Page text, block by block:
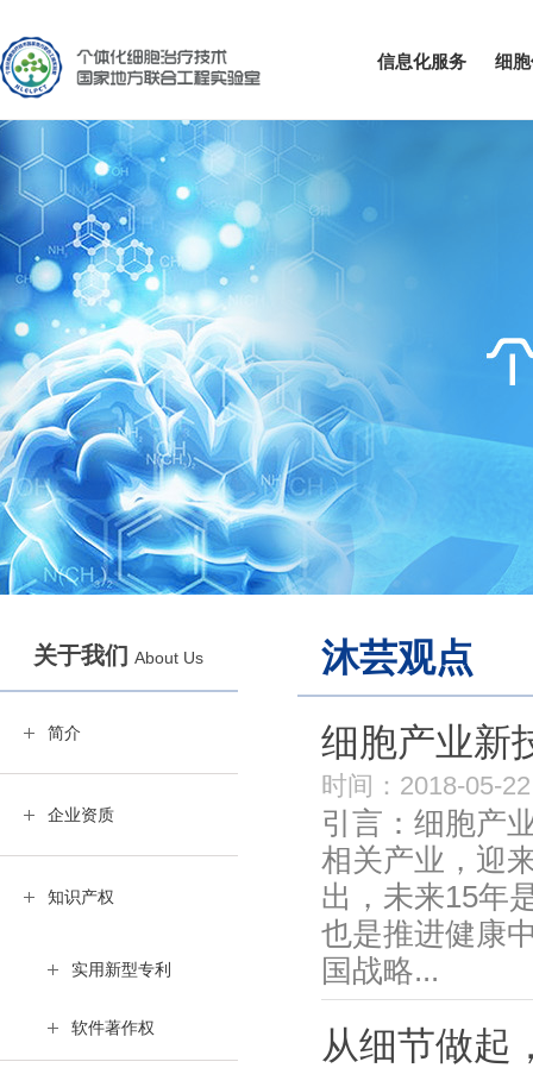
信息化服务 细
关于我们 About Us
简介
企业资质
知识产权
实用新型专利
软件著作权
沐芸观点
细胞产业新
时间：2018-05-22
引言：细胞产
相关产业，迎
出，未来15年
也是推进健康
国战略...
从细节做起